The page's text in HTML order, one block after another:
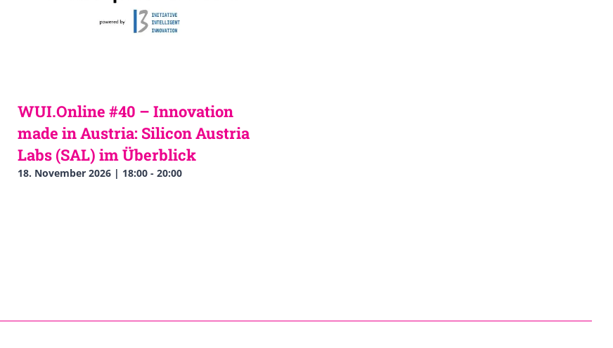
WUI.Online #40 – Innovation
made in Austria: Silicon Austria
Labs (SAL) im Überblick
18. November 2026 | 18:00- 20:00